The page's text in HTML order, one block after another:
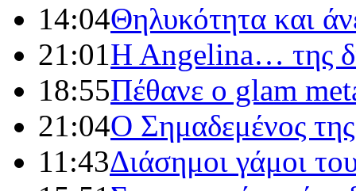
14:04Θηλυκότητα και
21:01H Angelina… της
18:55Πέθανε ο glam
21:04Ο Σημαδεμένος
11:43Διάσημοι γάμοι